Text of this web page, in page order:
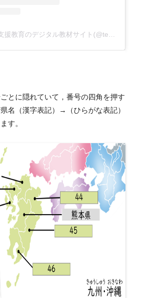
とに隠れていて，番号の四角を押す
名（漢字表記）→（ひらがな表記）
す。